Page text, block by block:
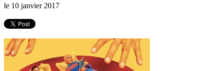
le 10 janvier 2017